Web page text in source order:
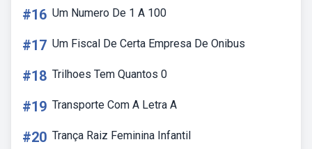
#16 Um Numero De 1 A 100
#17 Um Fiscal De Certa Empresa De Onibus
#18 Trilhoes Tem Quantos 0
#19 Transporte Com A Letra A
#20 Trança Raiz Feminina Infantil